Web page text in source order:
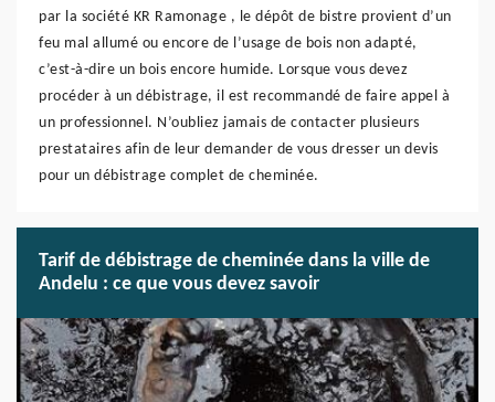
par la société KR Ramonage , le dépôt de bistre provient d’un
feu mal allumé ou encore de l’usage de bois non adapté,
c’est-à-dire un bois encore humide. Lorsque vous devez
procéder à un débistrage, il est recommandé de faire appel à
un professionnel. N’oubliez jamais de contacter plusieurs
prestataires afin de leur demander de vous dresser un devis
pour un débistrage complet de cheminée.
Tarif de débistrage de cheminée dans la ville de
Andelu : ce que vous devez savoir